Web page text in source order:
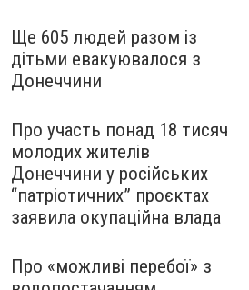
Ще 605 людей разом із
дітьми евакуювалося з
Донеччини
Про участь понад 18 тисяч
молодих жителів
Донеччини у російських
“патріотичних” проєктах
заявила окупаційна влада
Про «можливі перебої» з